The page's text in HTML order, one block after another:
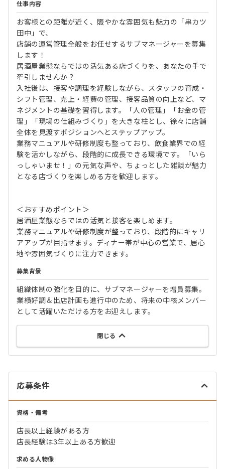
仕事内容
お客様との距離が近く、賑やかな雰囲気も魅力の「串カツ
田中」で、
店舗の運営管理全般をお任せするサブマネージャーを募集
します！
居酒屋業態ならではの活気ある店づくりを、あなたの手で
牽引しませんか？
入社後は、接客や調理を経験しながら、スタッフの育成・
シフト管理、売上・経費の管理、接客品質の向上など、マ
ネジメントの基礎を習得します。「人の管理」「お金の管
理」「現場の仕組みづくり」を大きな柱とし、徐々に店舗
全体を見渡すポジションへとステップアップ。
業務マニュアルや研修制度も整っており、飲食業界での経
験を活かしながら、段階的に成長できる環境です。「いら
っしゃいませ！」の元気な声や、ちょっとした雑談が魅力
となる店づくりを楽しめる方を歓迎します。
＜おすすめポイント＞
居酒屋業態ならではの活気と接客を楽しめます。
業務マニュアルや研修制度が整っており、段階的にキャリ
アアップが目指せます。ディナー帯が中心の営業で、居心
地や雰囲気づくりに注力できます。
募集背景
組織体制の強化を目的に、サブマネージャーを増員募集。
業績好調＆出店計画も進行中のため、将来の中核メンバー
として活躍いただける方をお迎えします。
閉じる
応募条件
資格・備考
店長以上経験がある方
店長経験は3年以上ある方歓迎
求める人物像